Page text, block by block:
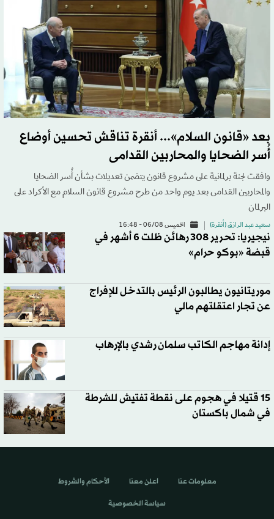
بعد «قانون السلام»... أنقرة تناقش تحسين أوضاع
أُسر الضحايا والمحاربين القدامى
وافقت لجنة برلمانية على مشروع قانون يتضمن تعديلات بشأن أُسر الضحايا
والمحاربين القدامى بعد يوم واحد من طرح مشروع قانون السلام مع الأكراد على
البرلمان
سعيد عبد الرازق (أنقرة) الخميس 06/08 - 16:48
نيجيريا: تحرير 308 رهائن ظلت 6 أشهر في
قبضة «بوكو حرام»
موريتانيون يطالبون الرئيس بالتدخل للإفراج
عن تجار اعتقلتهم مالي
إدانة مهاجم الكاتب سلمان رشدي بالإرهاب
15 قتيلا في هجوم على نقطة تفتيش للشرطة
في شمال باكستان
معلومات عنا اعلن معنا الأحكام والشروط
سياسة الخصوصية